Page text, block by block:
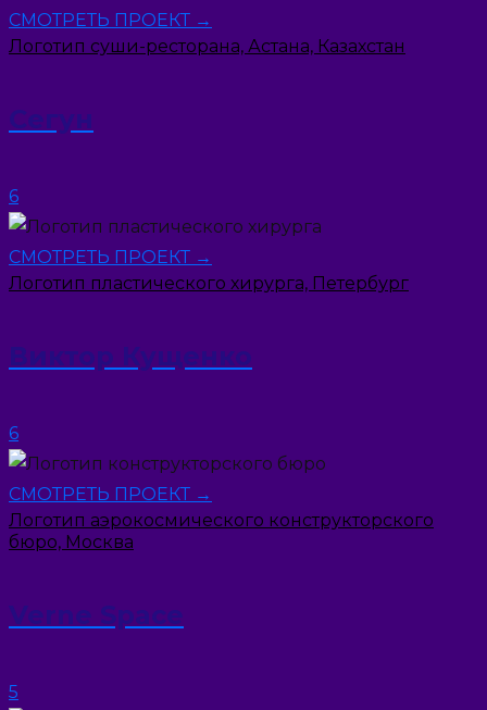
СМОТРЕТЬ ПРОЕКТ →
Логотип суши-ресторана, Астана, Казахстан
Сегун
6
СМОТРЕТЬ ПРОЕКТ →
Логотип пластического хирурга, Петербург
Виктор Кущенко
6
СМОТРЕТЬ ПРОЕКТ →
Логотип аэрокосмичеcкого конструкторского
бюро, Москва
Verne Space
5